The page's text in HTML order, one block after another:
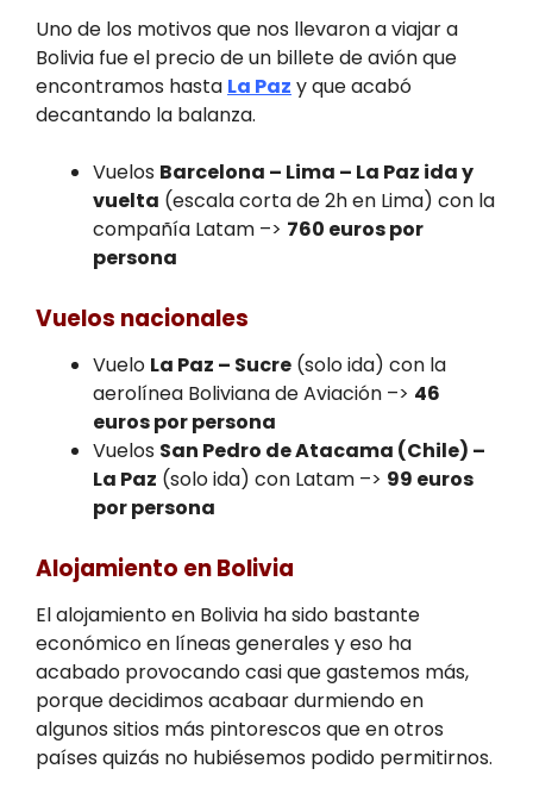
Uno de los motivos que nos llevaron a viajar a
Bolivia fue el precio de un billete de avión que
encontramos hasta La Paz y que acabó
decantando la balanza.
Vuelos Barcelona – Lima – La Paz ida y
vuelta (escala corta de 2h en Lima) con la
compañía Latam –> 760 euros por
persona
Vuelos nacionales
Vuelo La Paz – Sucre (solo ida) con la
aerolínea Boliviana de Aviación –> 46
euros por persona
Vuelos San Pedro de Atacama (Chile) –
La Paz (solo ida) con Latam –> 99 euros
por persona
Alojamiento en Bolivia
El alojamiento en Bolivia ha sido bastante
económico en líneas generales y eso ha
acabado provocando casi que gastemos más,
porque decidimos acabaar durmiendo en
algunos sitios más pintorescos que en otros
países quizás no hubiésemos podido permitirnos.